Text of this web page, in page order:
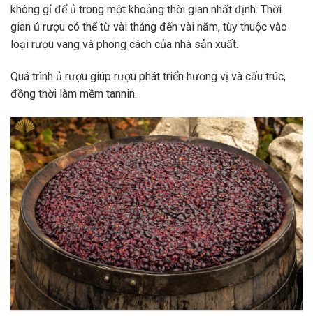
không gỉ để ủ trong một khoảng thời gian nhất định. Thời
gian ủ rượu có thể từ vài tháng đến vài năm, tùy thuộc vào
loại rượu vang và phong cách của nhà sản xuất.
Quá trình ủ rượu giúp rượu phát triển hương vị và cấu trúc,
đồng thời làm mềm tannin.